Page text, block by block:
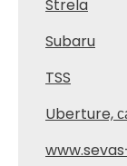
Strela
Subaru
TSS
Uberture,